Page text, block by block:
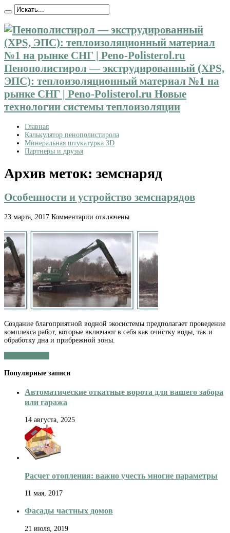
Пенополистирол — экструдированный (XPS,
ЭПС): теплоизоляционный материал №1 на
рынке СНГ | Peno-Polisterol.ru Новые
технологии системы теплоизоляции
Главная
Калькулятор пенополистирола
Минеральная штукатурка 3D
Партнеры и друзья
Архив меток: земснаряд
Особенности и устройство земснарядов
23 марта, 2017 Комментарии к
Особенности
и
устройство
земснарядов
отключены
Создание благоприятной водной экосистемы предполагает проведение
комплекса работ, которые включают в себя как очистку воды, так и
обработку дна и прибрежной зоны.
Популярные записи
Автоматические откатные ворота для вашего забора
или гаража
14 августа, 2025
Расчет отопления: важно учесть многие параметры
11 мая, 2017
Фасады частных домов
21 июля, 2019